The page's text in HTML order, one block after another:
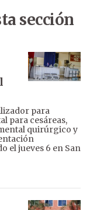
sección
para
para cesáreas,
quirúrgico y
el jueves 6 en San